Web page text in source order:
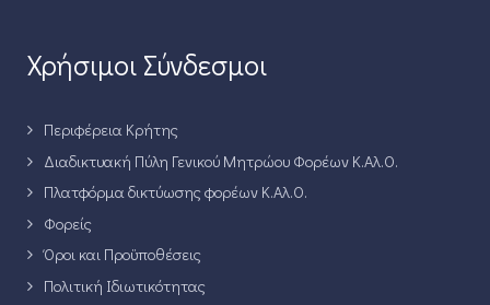
Χρήσιμοι Σύνδεσμοι
Περιφέρεια Κρήτης
Διαδικτυακή Πύλη Γενικού Μητρώου Φορέων Κ.Αλ.Ο.
Πλατφόρμα δικτύωσης φορέων Κ.Αλ.Ο.
Φορείς
Όροι και Προϋποθέσεις
Πολιτική Ιδιωτικότητας